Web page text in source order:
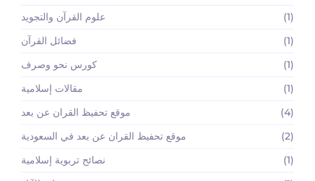
علوم القرآن والتجويد
(1)
فضائل القرآن
(1)
كورس نحو وصرف
(1)
مقالات إسلامية
(1)
موقع تحفيظ القران عن بعد
(4)
موقع تحفيظ القران عن بعد في السعودية
(2)
نصائح تربوية إسلامية
(1)